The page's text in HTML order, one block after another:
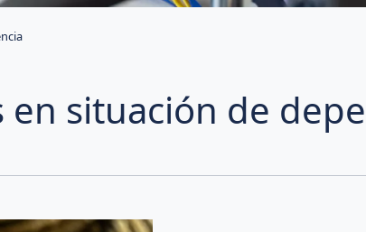
situación de